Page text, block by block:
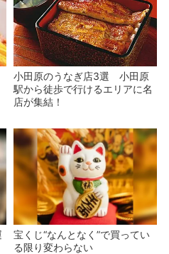
小田原のうなぎ店3選 小田原
駅から徒歩で行けるエリアに名
店が集結！
宝くじ“なんとなく”で買ってい
る限り変わらない